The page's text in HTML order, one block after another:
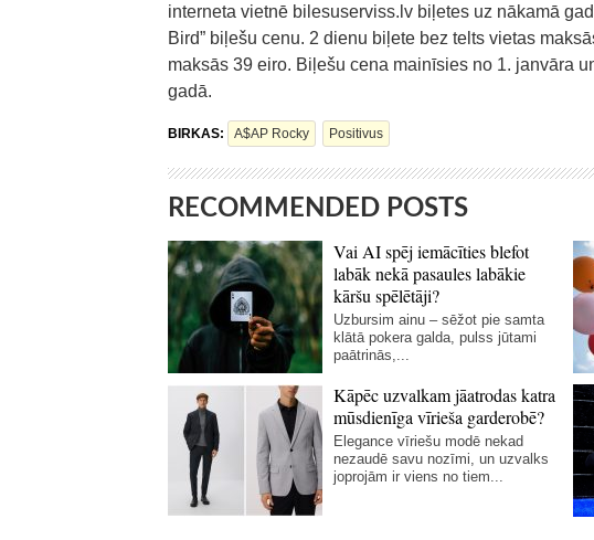
interneta vietnē bilesuserviss.lv biļetes uz nākamā
Bird” biļešu cenu. 2 dienu biļete bez telts vietas
maksās 39 eiro. Biļešu cena mainīsies no 1. janvāra
gadā.
BIRKAS: A$AP Rocky Positivus
RECOMMENDED POSTS
Vai AI spēj iemācīties blefot
labāk nekā pasaules labākie
kāršu spēlētāji?
Uzbursim ainu – sēžot pie samta
klātā pokera galda, pulss jūtami
paātrinās,...
Kāpēc uzvalkam jāatrodas katra
mūsdienīga vīrieša garderobē?
Elegance vīriešu modē nekad
nezaudē savu nozīmi, un uzvalks
joprojām ir viens no tiem...